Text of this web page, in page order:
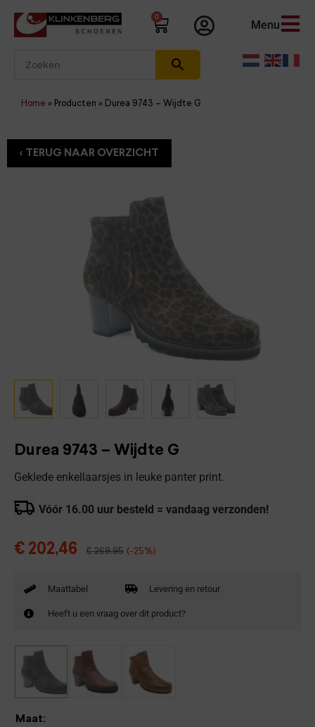
0
Menu
Home » Producten » Durea 9743 – Wijdte G
Durea 9743 – Wijdte G
Geklede enkellaarsjes in leuke panter print.
Vóór 16.00 uur besteld = vandaag verzonden!
€ 202,46 €269,95 (-25%)
Maattabel Levering en retour
Heeft u een vraag over dit product?
Maat: